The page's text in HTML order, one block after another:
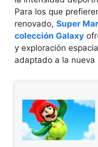
Para los que
renovado, Super
colección Galaxy
y exploración
adaptado a la